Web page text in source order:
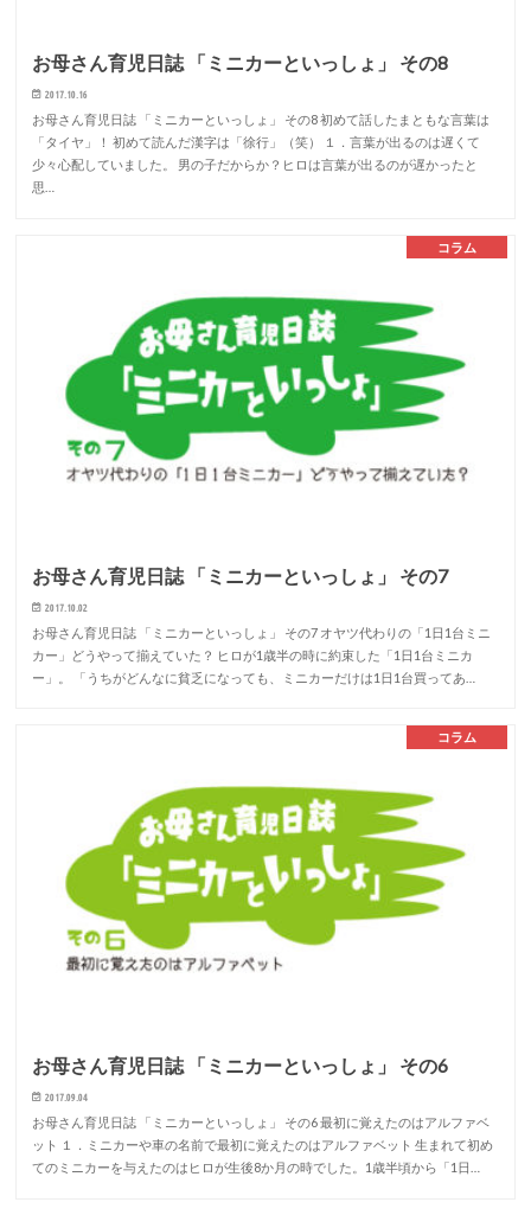
お母さん育児日誌 「ミニカーといっしょ」 その8
2017.10.16
お母さん育児日誌 「ミニカーといっしょ」 その8 初めて話したまともな言葉は
「タイヤ」！ 初めて読んだ漢字は「徐行」（笑） １．言葉が出るのは遅くて
少々心配していました。 男の子だからか？ヒロは言葉が出るのが遅かったと
思…
コラム
お母さん育児日誌 「ミニカーといっしょ」 その7
2017.10.02
お母さん育児日誌 「ミニカーといっしょ」 その7 オヤツ代わりの「1日1台ミニ
カー」どうやって揃えていた？ ヒロが1歳半の時に約束した「1日1台ミニカ
ー」。 「うちがどんなに貧乏になっても、ミニカーだけは1日1台買ってあ…
コラム
お母さん育児日誌 「ミニカーといっしょ」 その6
2017.09.04
お母さん育児日誌 「ミニカーといっしょ」 その6 最初に覚えたのはアルファベ
ット １．ミニカーや車の名前で最初に覚えたのはアルファベット 生まれて初め
てのミニカーを与えたのはヒロが生後8か月の時でした。1歳半頃から「1日…